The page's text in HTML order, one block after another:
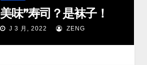
美味”寿司？是袜子！
J 3 月, 2022 ZENG